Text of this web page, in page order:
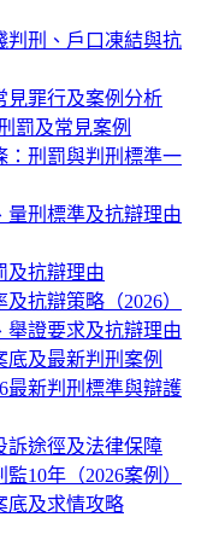
判刑、戶口凍結與抗
見罪行及案例分析
罰及常見案例
：刑罰與判刑標準一
量刑標準及抗辯理由
及抗辯理由
抗辯策略（2026）
舉證要求及抗辯理由
及最新判刑案例
最新判刑標準與辯護
訴途徑及法律保障
10年（2026案例）
底及求情攻略